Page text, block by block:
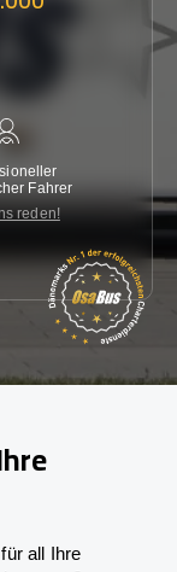
Fahrer
reden!
all Ihre